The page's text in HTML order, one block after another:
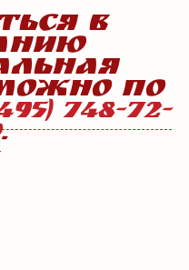
В
ПО
748-72-
.